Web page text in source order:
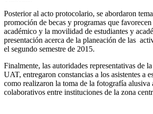
Posterior al acto protocolario, se abordaron
promoción de becas y programas que
académico y la movilidad de estudiantes y
presentación acerca de la planeación de las
el segundo semestre de 2015.
Finalmente, las autoridades representativas de
UAT, entregaron constancias a los asistentes a
como realizaron la toma de la fotografía alusiva
colaborativos entre instituciones de la zona